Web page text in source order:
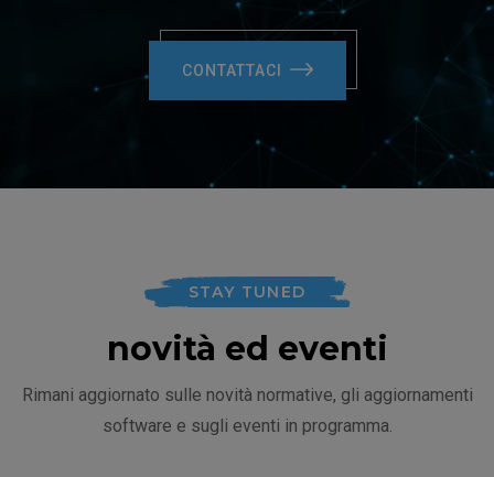
CONTATTACI
STAY TUNED
novità ed eventi
Rimani aggiornato sulle novità normative, gli aggiornamenti
software e sugli eventi in programma.